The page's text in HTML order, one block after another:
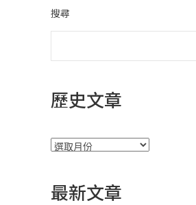
搜尋
歷史文章
彙
最新文章